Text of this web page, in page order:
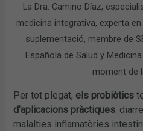
La Dra. Camino Díaz,
medicina integrativa, experta
suplementació, membre de
Española de Salud y
moment de
Per tot plegat, els probiòtics
d’aplicacions pràctiques:
malalties inflamatòries